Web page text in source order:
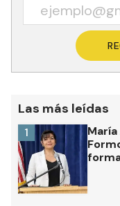
Las más leídas
1